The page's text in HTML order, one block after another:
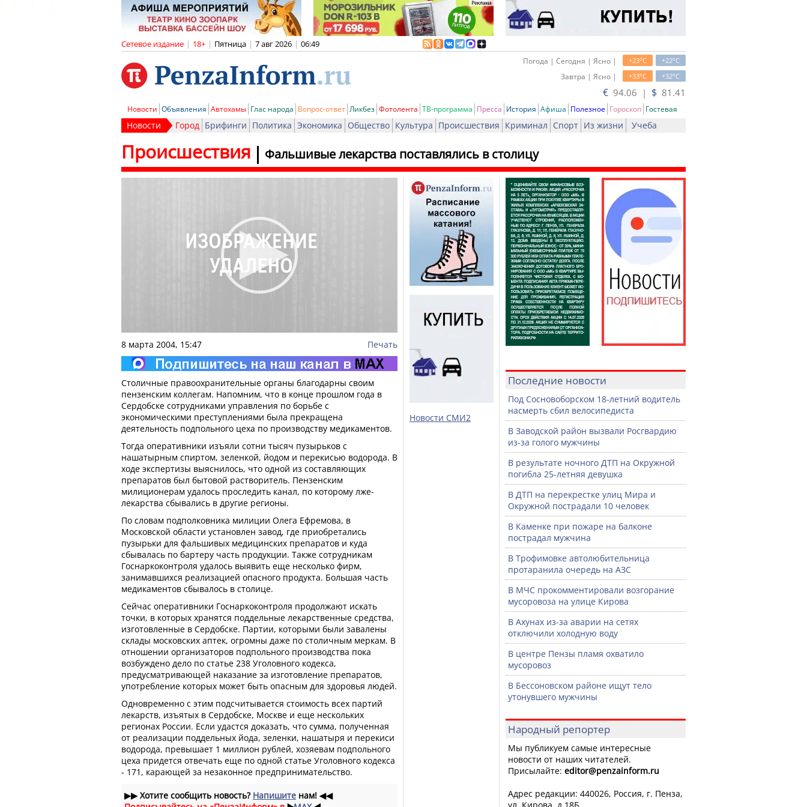
Сетевое издание | 18+ | Пятница | 7 авг 2026 | 06:49
+22oC
+23oC
Погода | Сегодня | Ясно |
+32oC
+33oC
Завтра | Ясно |
€ 94.06 | $ 81.41
Новости Объявления Автохамы Глас народа Вопрос-ответ Ликбез Фотолента ТВ-программа Пресса История Афиша Полезное Гороскоп Гостевая
Новости Город Брифинги Политика Экономика Общество Культура Происшествия Криминал Спорт Из жизни Учеба
Фальшивые лекарства поставлялись в столицу
Происшествия
8 марта 2004, 15:47 Печать
Столичные правоохранительные органы благодарны своим
пензенским коллегам. Напомним, что в конце прошлом года в
Сердобске сотрудниками управления по борьбе с
экономическими преступлениями была прекращена
деятельность подпольного цеха по производству медикаментов.
Тогда оперативники изъяли сотни тысяч пузырьков с
нашатырным спиртом, зеленкой, йодом и перекисью водорода. В
ходе экспертизы выяснилось, что одной из составляющих
препаратов был бытовой растворитель. Пензенским
милиционерам удалось проследить канал, по которому лже-
лекарства сбывались в другие регионы.
По словам подполковника милиции Олега Ефремова, в
Московской области установлен завод, где приобретались
пузырьки для фальшивых медицинских препаратов и куда
сбывалась по бартеру часть продукции. Также сотрудникам
Госнаркоконтроля удалось выявить еще несколько фирм,
занимавшихся реализацией опасного продукта. Большая часть
медикаментов сбывалось в столице.
Сейчас оперативники Госнаркоконтроля продолжают искать
точки, в которых хранятся поддельные лекарственные средства,
изготовленные в Сердобске. Партии, которыми были завалены
склады московских аптек, огромны даже по столичным меркам. В
отношении организаторов подпольного производства пока
возбуждено дело по статье 238 Уголовного кодекса,
предусматривающей наказание за изготовление препаратов,
употребление которых может быть опасным для здоровья людей.
Одновременно с этим подсчитывается стоимость всех партий
лекарств, изъятых в Сердобске, Москве и еще нескольких
регионах России. Если удастся доказать, что сумма, полученная
от реализации поддельных йода, зеленки, нашатыря и перекиси
водорода, превышает 1 миллион рублей, хозяевам подпольного
цеха придется отвечать еще по одной статье Уголовного кодекса
- 171, карающей за незаконное предпринимательство.
▶▶Хотите сообщить новость? Напишите нам! ◀◀
Новости СМИ2
Последние новости
Под Сосновоборском 18-летний водитель
насмерть сбил велосипедиста
В Заводской район вызвали Росгвардию
из-за голого мужчины
В результате ночного ДТП на Окружной
погибла 25-летняя девушка
В ДТП на перекрестке улиц Мира и
Окружной пострадали 10 человек
В Каменке при пожаре на балконе
пострадал мужчина
В Трофимовке автолюбительница
протаранила очередь на АЗС
В МЧС прокомментировали возгорание
мусоровоза на улице Кирова
В Ахунах из-за аварии на сетях
отключили холодную воду
В центре Пензы пламя охватило
мусоровоз
В Бессоновском районе ищут тело
утонувшего мужчины
Народный репортер
Мы публикуем самые интересные
новости от наших читателей.
Присылайте: editor@penzainform.ru
Адрес редакции: 440026, Россия, г. Пенза,